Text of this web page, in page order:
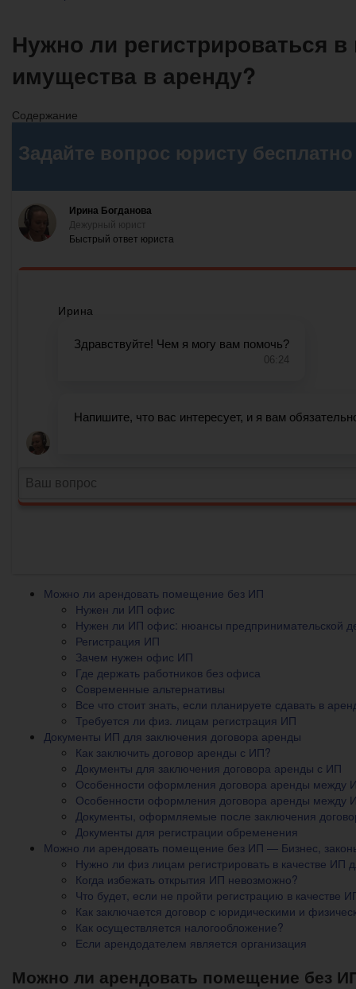
Нужно ли регистрироваться
имущества в аренду?
Содержание
Можно ли арендовать помещение без ИП
Нужен ли ИП офис
Нужен ли ИП офис: нюансы предпринимательской
Регистрация ИП
Зачем нужен офис ИП
Где держать работников без офиса
Современные альтернативы
Все что стоит знать, если планируете сдавать в
Требуется ли физ. лицам регистрация ИП
Документы ИП для заключения договора аренды
Как заключить договор аренды с ИП?
Документы для заключения договора аренды с ИП
Особенности оформления договора аренды между
Особенности оформления договора аренды между
Документы, оформляемые после заключения
Документы для регистрации обременения
Можно ли арендовать помещение без ИП — Бизнес,
Нужно ли физ лицам регистрировать в качестве
Когда избежать открытия ИП невозможно?
Что будет, если не пройти регистрацию в качестве
Как заключается договор с юридическими и
Как осуществляется налогообложение?
Если арендодателем является организация
Можно ли арендовать помещение без